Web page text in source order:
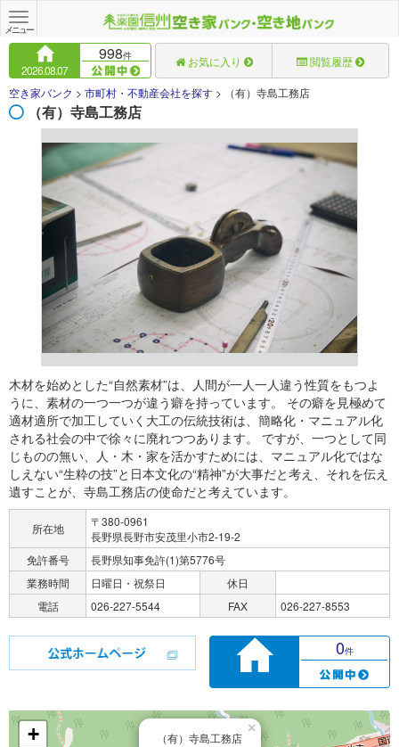
Toggle
navigation
メニュー
2026.08.07
998件 お気に入り 閲覧履歴
空き家バンク > 市町村・不動産会社を探す > （有）寺島工務店
（有）寺島工務店
木材を始めとした“自然素材”は、人間が一人一人違う性質をもつよ
うに、素材の一つ一つが違う癖を持っています。 その癖を見極めて
適材適所で加工していく大工の伝統技術は、簡略化・マニュアル化
される社会の中で徐々に廃れつつあります。 ですが、一つとして同
じものの無い、人・木・家を活かすためには、マニュアル化ではな
しえない“生粋の技”と日本文化の“精神”が大事だと考え、それを伝え
遺すことが、寺島工務店の使命だと考えています。
所在地
〒380-0961
長野県長野市安茂里小市2-19-2
免許番号
長野県知事免許(1)第5776号
業務時間
日曜日・祝祭日
休日
電話
026-227-5544 FAX 026-227-8553
0件
（有）寺島工務店
×
+